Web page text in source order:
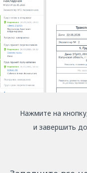
Нажмите на
и завершить